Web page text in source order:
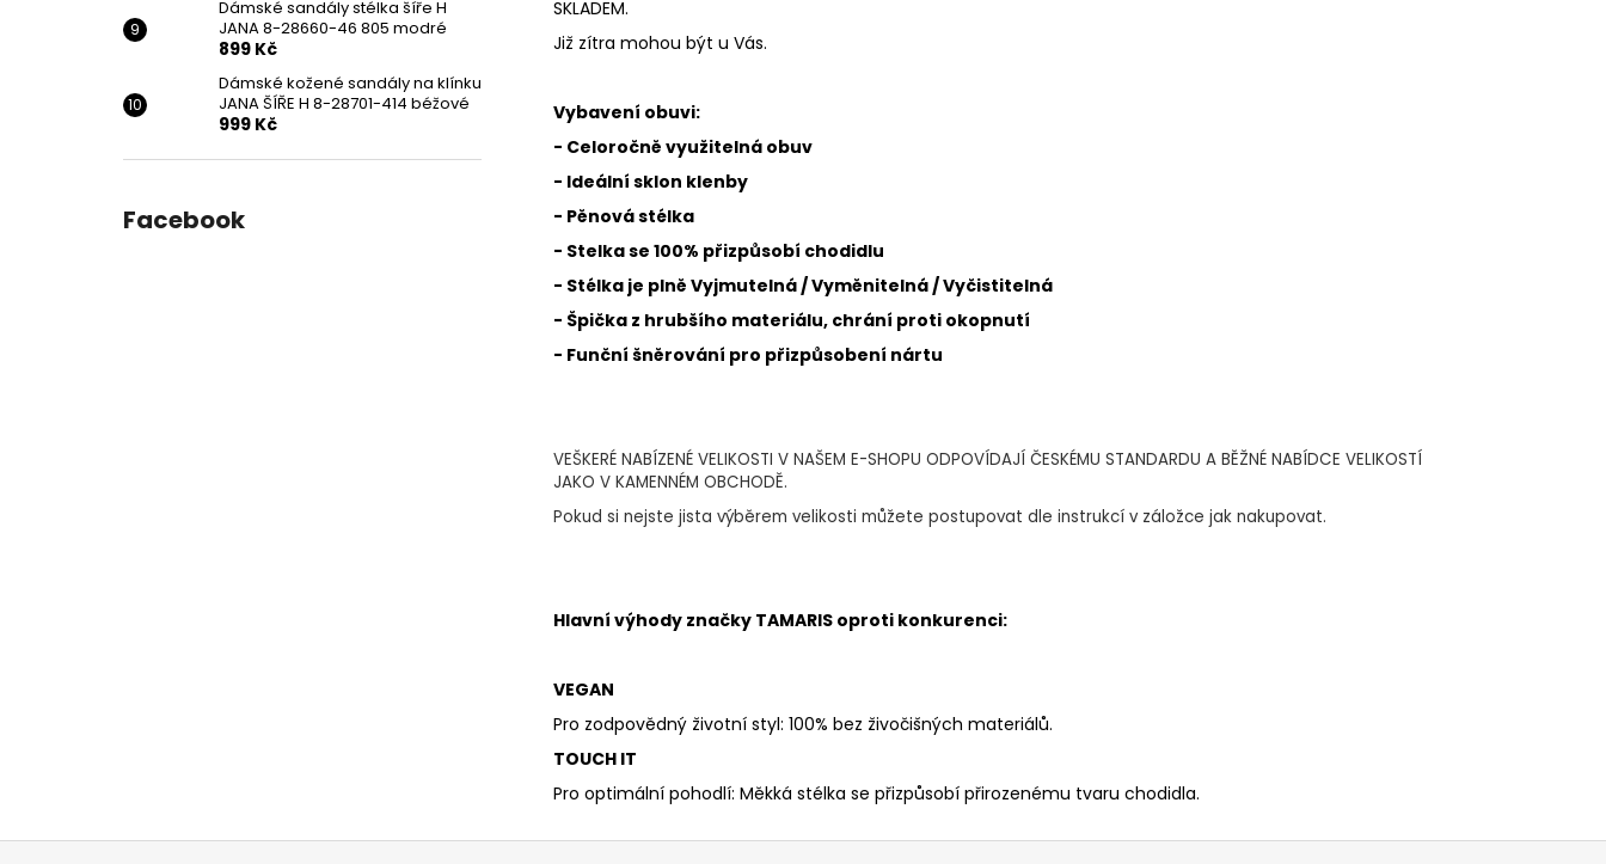
Dámské sandály stélka šíře H
JANA 8-28660-46 805 modré
899 Kč
Dámské kožené sandály na klínku
JANA ŠÍŘE H 8-28701-414 béžové
999 Kč
Facebook
SKLADEM.
Již zítra mohou být u Vás.
Vybavení obuvi:
- Celoročně využitelná obuv
- Ideální sklon klenby
- Pěnová stélka
- Stelka se 100% přizpůsobí chodidlu
- Stélka je plně Vyjmutelná / Vyměnitelná / Vyčistitelná
- Špička z hrubšího materiálu, chrání proti okopnutí
- Funční šněrování pro přizpůsobení nártu
VEŠKERÉ NABÍZENÉ VELIKOSTI V NAŠEM E-SHOPU ODPOVÍDAJÍ ČESKÉMU STANDARDU A BĚŽNÉ NABÍDCE VELIKOSTÍ
JAKO V KAMENNÉM OBCHODĚ.
Pokud si nejste jista výběrem velikosti můžete postupovat dle instrukcí v záložce jak nakupovat.
Hlavní výhody značky TAMARIS oproti konkurenci:
VEGAN
Pro zodpovědný životní styl: 100% bez živočišných materiálů.
TOUCH IT
Pro optimální pohodlí: Měkká stélka se přizpůsobí přirozenému tvaru chodidla.
Z